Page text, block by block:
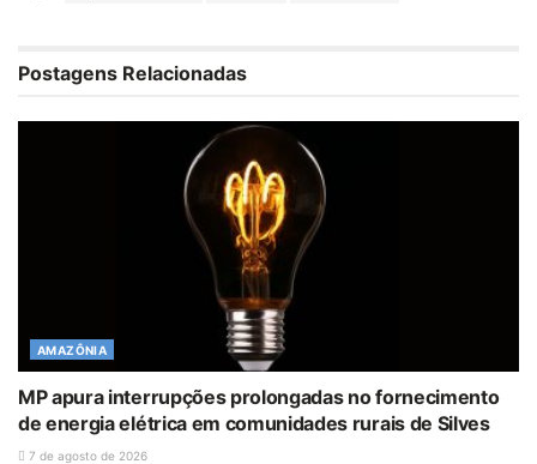
Postagens Relacionadas
AMAZÔNIA
MP apura interrupções prolongadas no fornecimento
de energia elétrica em comunidades rurais de Silves
7 de agosto de 2026